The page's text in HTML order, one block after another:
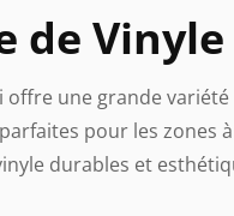
de Vinyle
une grande
pour les zones
durables et